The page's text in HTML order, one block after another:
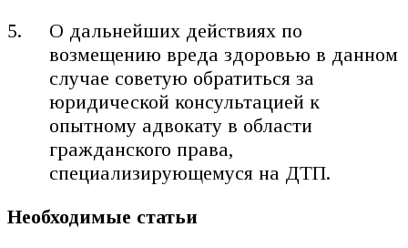
О дальнейших действиях по
возмещению вреда здоровью в данном
случае советую обратиться за
юридической консультацией к
опытному адвокату в области
гражданского права,
специализирующемуся на ДТП.
Необходимые статьи